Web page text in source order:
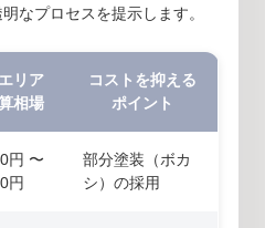
なプロセスを提示します。
リア
相場
コストを抑える
ポイント
円 〜
円
部分塗装（ボカ
シ）の採用